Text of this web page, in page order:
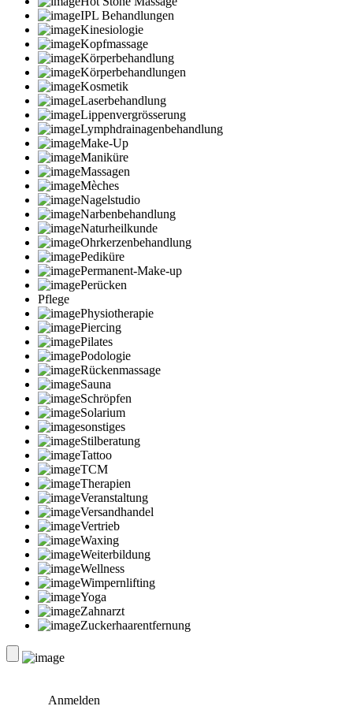
IPL Behandlungen
Kinesiologie
Kopfmassage
Körperbehandlung
Körperbehandlungen
Kosmetik
Laserbehandlung
Lippenvergrösserung
Lymphdrainagenbehandlung
Make-Up
Maniküre
Massagen
Mèches
Nagelstudio
Narbenbehandlung
Naturheilkunde
Ohrkerzenbehandlung
Pediküre
Permanent-Make-up
Perücken
Pflege
Physiotherapie
Piercing
Pilates
Podologie
Rückenmassage
Sauna
Schröpfen
Solarium
sonstiges
Stilberatung
Tattoo
TCM
Therapien
Veranstaltung
Versandhandel
Vertrieb
Waxing
Weiterbildung
Wellness
Wimpernlifting
Yoga
Zahnarzt
Zuckerhaarentfernung
Anmelden